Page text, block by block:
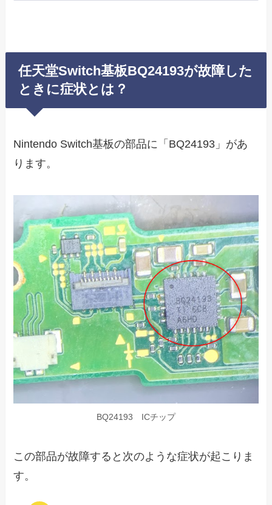
任天堂Switch基板BQ24193が故障した
ときに症状とは？
Nintendo Switch基板の部品に「BQ24193」があ
ります。
BQ24193 ICチップ
この部品が故障すると次のような症状が起こりま
す。